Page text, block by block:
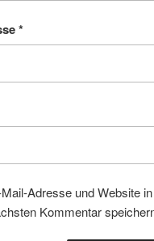
*
Adresse und Website
Kommentar